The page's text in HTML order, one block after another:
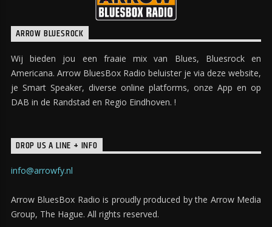
ARROW BLUESROCK
Wij bieden jou een fraaie mix van Blues, Bluesrock en
Americana. Arrow BluesBox Radio beluister je via deze website,
je Smart Speaker, diverse online platforms, onze App en op
DAB in de Randstad en Regio Eindhoven. !
DROP US A LINE + INFO
info@arrowfy.nl
Arrow BluesBox Radio is proudly produced by the Arrow Media
Group, The Hague. All rights reserved.